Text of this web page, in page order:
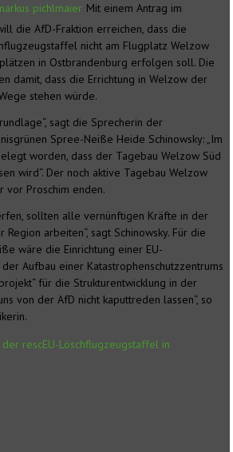
Mit einem Antrag im
die AfD-Fraktion erreichen, dass die
nicht am Flugplatz Welzow
in Ostbrandenburg erfolgen soll. Die
damit, dass die Errichtung in Welzow der
stehen würde.
sagt die Sprecherin der
Spree-Neiße Heide Schinowsky: „Im
worden, dass der Tagebau Welzow Süd
wird“. Der noch aktive Tagebau Welzow
vor Proschim enden.
sollten alle vernünftigen Kräfte in der
arbeiten“, sagt Schinowsky. Für die
wäre die Einrichtung einer EU-
Aufbau einer Katastrophenschutzzentrums
für die Strukturentwicklung in der
von der AfD nicht kaputtreden lassen“, so
rescEU-Löschflugzeugstaffel in